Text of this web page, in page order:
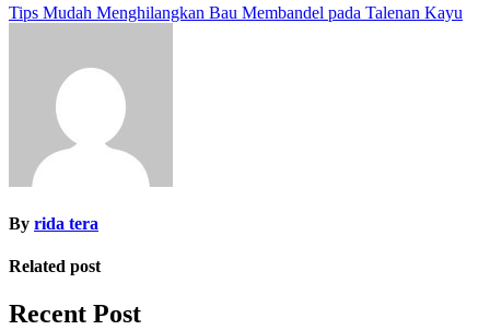
Post
Tips Mudah Menghilangkan Bau Membandel pada Talenan Kayu
By rida tera
Related post
Recent Post